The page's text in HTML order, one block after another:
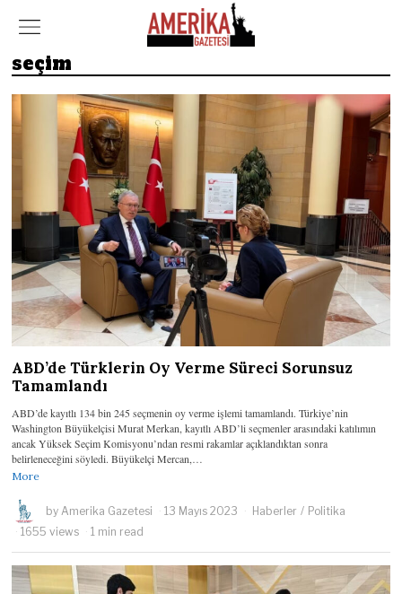
seçim
ABD’de Türklerin Oy Verme Süreci Sorunsuz
Tamamlandı
ABD’de kayıtlı 134 bin 245 seçmenin oy verme işlemi tamamlandı. Türkiye’nin
Washington Büyükelçisi Murat Merkan, kayıtlı ABD’li seçmenler arasındaki katılımın
ancak Yüksek Seçim Komisyonu’ndan resmi rakamlar açıklandıktan sonra
belirleneceğini söyledi. Büyükelçi Mercan,…
More
by Amerika Gazetesi 13 Mayıs 2023 Haberler / Politika
1655 views
1 min read